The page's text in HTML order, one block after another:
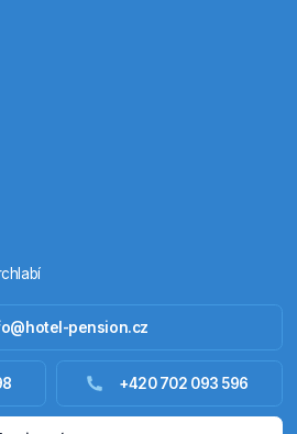
zahraniční
pension.cz
+420 702 093 596